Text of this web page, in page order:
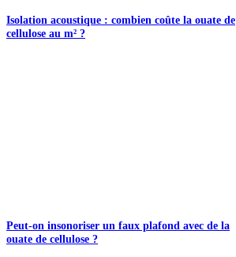
Isolation acoustique : combien coûte la ouate de
cellulose au m² ?
Peut-on insonoriser un faux plafond avec de la
ouate de cellulose ?